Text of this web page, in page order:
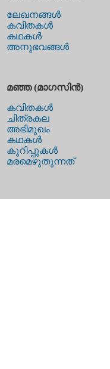
ലേഖനങ്ങള്‍
കവിതകള്‍
കഥകള്‍
അനുഭവങ്ങള്‍
മഞ്ഞ (മാഗസിന്‍)
കവിതകള്‍
ചിത്രകല
അഭിമുഖം
കഥകള്‍
കുറിപ്പുകള്‍
മരമെഴുതുന്നത്